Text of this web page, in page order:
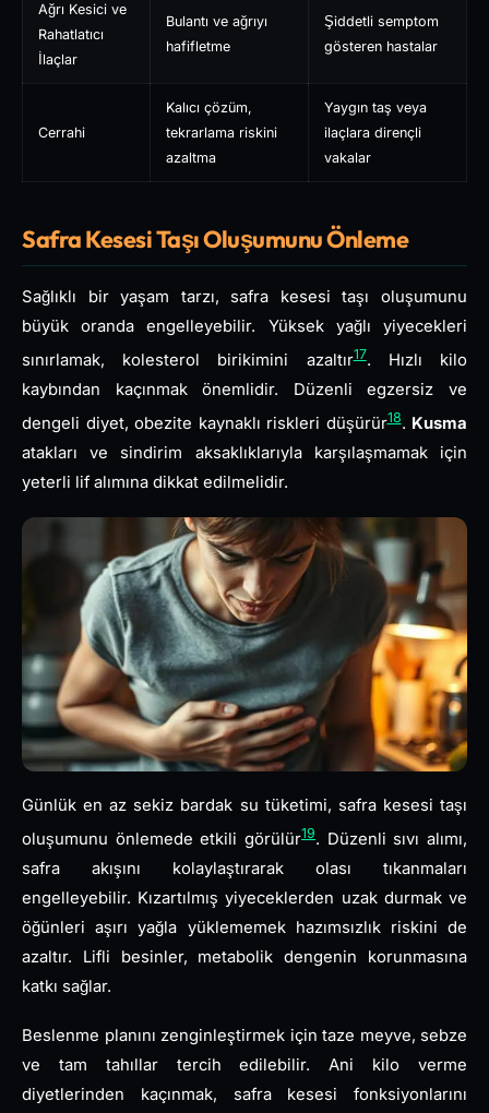
Ağrı Kesici ve
Rahatlatıcı
İlaçlar
Bulantı ve ağrıyı
hafifletme
Şiddetli semptom
gösteren hastalar
Cerrahi
Kalıcı çözüm,
tekrarlama riskini
azaltma
Yaygın taş veya
ilaçlara dirençli
vakalar
Safra Kesesi Taşı Oluşumunu Önleme
Sağlıklı bir yaşam tarzı, safra kesesi taşı oluşumunu
büyük oranda engelleyebilir. Yüksek yağlı yiyecekleri
sınırlamak, kolesterol birikimini azaltır17. Hızlı kilo
kaybından kaçınmak önemlidir. Düzenli egzersiz ve
dengeli diyet, obezite kaynaklı riskleri düşürür18. Kusma
atakları ve sindirim aksaklıklarıyla karşılaşmamak için
yeterli lif alımına dikkat edilmelidir.
Günlük en az sekiz bardak su tüketimi, safra kesesi taşı
oluşumunu önlemede etkili görülür19. Düzenli sıvı alımı,
safra akışını kolaylaştırarak olası tıkanmaları
engelleyebilir. Kızartılmış yiyeceklerden uzak durmak ve
öğünleri aşırı yağla yüklememek hazımsızlık riskini de
azaltır. Lifli besinler, metabolik dengenin korunmasına
katkı sağlar.
Beslenme planını zenginleştirmek için taze meyve, sebze
ve tam tahıllar tercih edilebilir. Ani kilo verme
diyetlerinden kaçınmak, safra kesesi fonksiyonlarını